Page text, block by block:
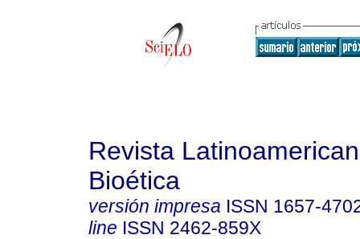
Revista
Bioética
versión impresa ISSN 1657-
line ISSN 2462-859X